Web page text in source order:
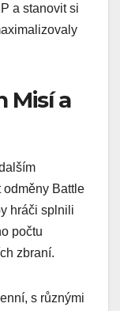
a stanovit si
Misí a
odměny Battle
hráči splnili
počtu
zbraní.
s různými